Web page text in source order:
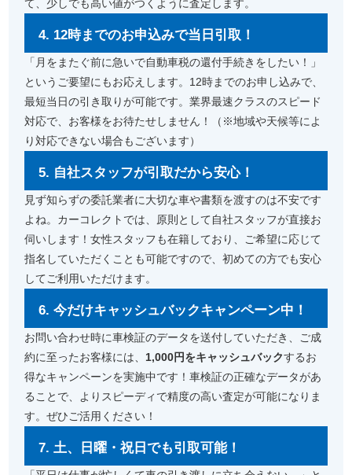
て、少しでも高い値がつくように査定します。
4. 12時までのお申込みで当日引取！
「月をまたぐ前に急いで自動車税の還付手続きをしたい！」
というご要望にもお応えします。12時までのお申し込みで、
最短当日の引き取りが可能です。業界最速クラスのスピード
対応で、お客様をお待たせしません！（※地域や天候等によ
り対応できない場合もございます）
5. 自社スタッフが引取だから安心！
見ず知らずの委託業者に大切な車や書類を渡すのは不安です
よね。カーコレクトでは、原則として自社スタッフが直接お
伺いします！女性スタッフも在籍しており、ご希望に応じて
指名していただくことも可能ですので、初めての方でも安心
してご利用いただけます。
6. 今だけキャッシュバックキャンペーン中！
お問い合わせ時に車検証のデータを送付していただき、ご成
約に至ったお客様には、 1,000円をキャッシュバックするお
得なキャンペーンを実施中です！車検証の正確なデータがあ
ることで、よりスピーディで精度の高い査定が可能になりま
す。ぜひご活用ください！
7. 土、日曜・祝日でも引取可能！